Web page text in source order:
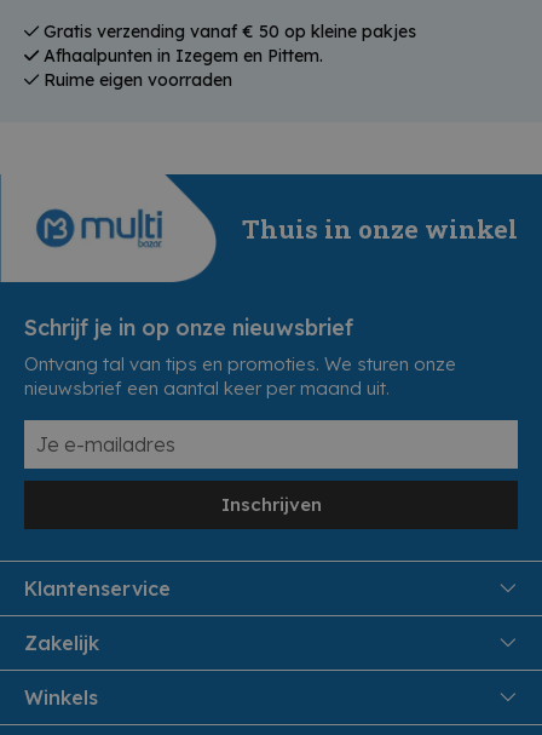
Gratis verzending vanaf € 50 op kleine pakjes
Afhaalpunten in Izegem en Pittem.
Ruime eigen voorraden
Thuis in onze winkel
Schrijf je in op onze nieuwsbrief
Ontvang tal van tips en promoties. We sturen onze
nieuwsbrief een aantal keer per maand uit.
Inschrijven
Klantenservice
FAQ
Veiligheid en Privacy
Zakelijk
Samenwoonactie
Winkels